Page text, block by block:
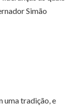
Simão
uma tradição, e